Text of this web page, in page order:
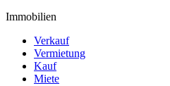
Immobilien
Verkauf
Vermietung
Kauf
Miete